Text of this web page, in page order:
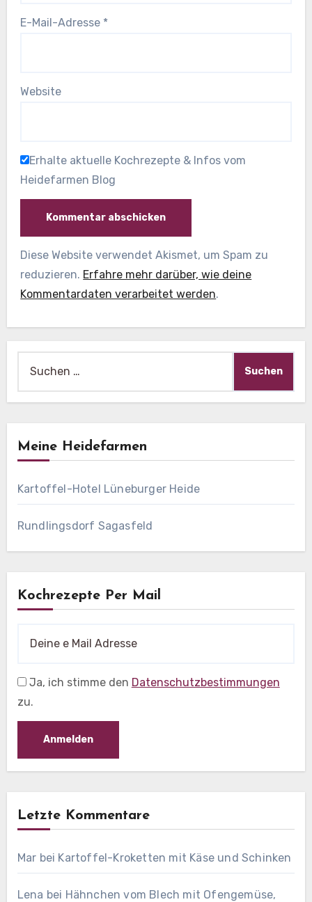
E-Mail-Adresse *
Website
Erhalte aktuelle Kochrezepte & Infos vom
Heidefarmen Blog
Diese Website verwendet Akismet, um Spam zu
reduzieren. Erfahre mehr darüber, wie deine
Kommentardaten verarbeitet werden.
nach:
Meine Heidefarmen
Kartoffel-Hotel Lüneburger Heide
Rundlingsdorf Sagasfeld
Kochrezepte Per Mail
Ja, ich stimme den Datenschutzbestimmungen
zu.
Letzte Kommentare
Mar bei Kartoffel-Kroketten mit Käse und Schinken
Lena bei Hähnchen vom Blech mit Ofengemüse,